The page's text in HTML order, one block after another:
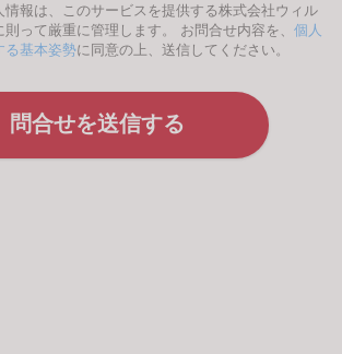
情報は、このサービスを提供する株式会社ウィル
則って厳重に管理します。 お問合せ内容を、 個人
る基本姿勢に同意の上、送信してください。